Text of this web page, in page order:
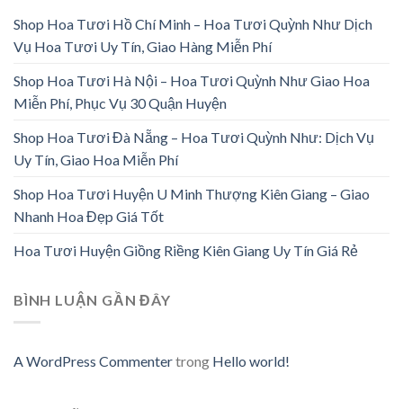
Shop Hoa Tươi Hồ Chí Minh – Hoa Tươi Quỳnh Như Dịch
Vụ Hoa Tươi Uy Tín, Giao Hàng Miễn Phí
Shop Hoa Tươi Hà Nội – Hoa Tươi Quỳnh Như Giao Hoa
Miễn Phí, Phục Vụ 30 Quận Huyện
Shop Hoa Tươi Đà Nẵng – Hoa Tươi Quỳnh Như: Dịch Vụ
Uy Tín, Giao Hoa Miễn Phí
Shop Hoa Tươi Huyện U Minh Thượng Kiên Giang – Giao
Nhanh Hoa Đẹp Giá Tốt
Hoa Tươi Huyện Giồng Riềng Kiên Giang Uy Tín Giá Rẻ
BÌNH LUẬN GẦN ĐÂY
A WordPress Commentertrong Hello world!